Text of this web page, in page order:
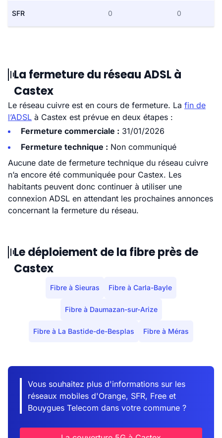
SFR 0 0
La fermeture du réseau ADSL à
Castex
Le réseau cuivre est en cours de fermeture. La fin de
l’ADSL à Castex est prévue en deux étapes :
Fermeture commerciale : 31/01/2026
Fermeture technique : Non communiqué
Aucune date de fermeture technique du réseau cuivre
n’a encore été communiquée pour Castex. Les
habitants peuvent donc continuer à utiliser une
connexion ADSL en attendant les prochaines annonces
concernant la fermeture du réseau.
Le déploiement de la fibre près de
Castex
Fibre à Sieuras Fibre à Carla-Bayle
Fibre à Daumazan-sur-Arize
Fibre à La Bastide-de-Besplas Fibre à Méras
Vous souhaitez plus d'informations sur les
réseaux mobiles d'Orange, SFR, Free et
Bouygues Telecom dans votre commune ?